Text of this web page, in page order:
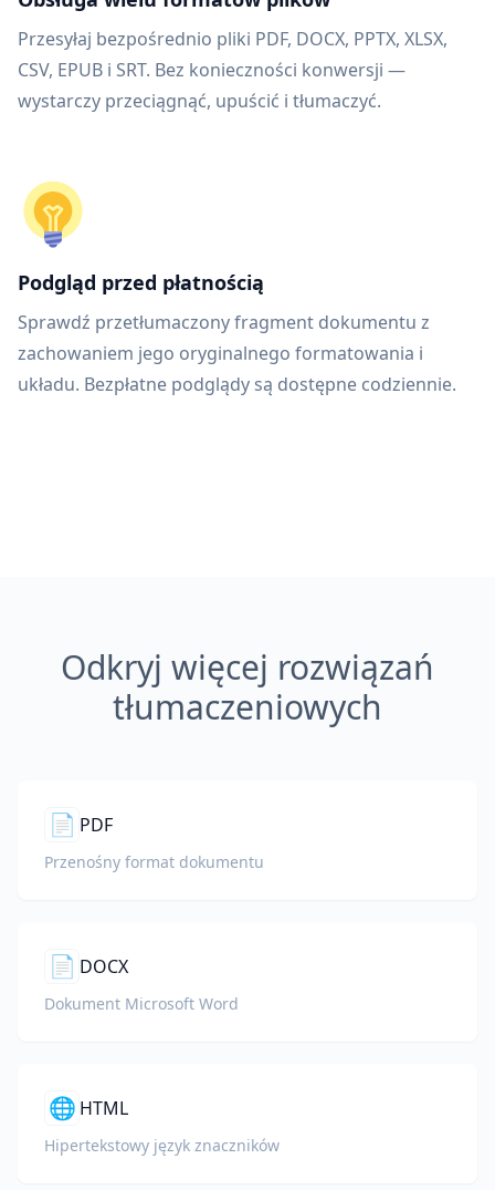
Przesyłaj bezpośrednio pliki PDF, DOCX, PPTX, XLSX,
CSV, EPUB i SRT. Bez konieczności konwersji —
wystarczy przeciągnąć, upuścić i tłumaczyć.
Podgląd przed płatnością
Sprawdź przetłumaczony fragment dokumentu z
zachowaniem jego oryginalnego formatowania i
układu. Bezpłatne podglądy są dostępne codziennie.
Odkryj więcej rozwiązań
tłumaczeniowych
📄 PDF
Przenośny format dokumentu
📄 DOCX
Dokument Microsoft Word
🌐 HTML
Hipertekstowy język znaczników